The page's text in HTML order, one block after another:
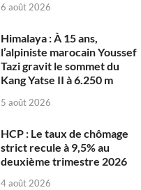
6 août 2026
Himalaya : À 15 ans,
l’alpiniste marocain Youssef
Tazi gravit le sommet du
Kang Yatse II à 6.250 m
5 août 2026
HCP : Le taux de chômage
strict recule à 9,5% au
deuxième trimestre 2026
4 août 2026